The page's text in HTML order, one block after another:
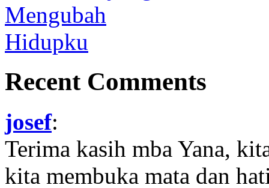
Recent Comments
josef:
Terima kasih mba Yana,
kita membuka mata dan